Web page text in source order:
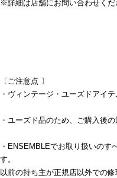
※詳細は店舗にお問い合わせくだ
〔ご注意点 〕
・ヴィンテージ・ユーズドアイ
・ユーズド品のため、ご購入後
・ENSEMBLEでお取り扱いのす
す。
以前の持ち主が正規店以外での